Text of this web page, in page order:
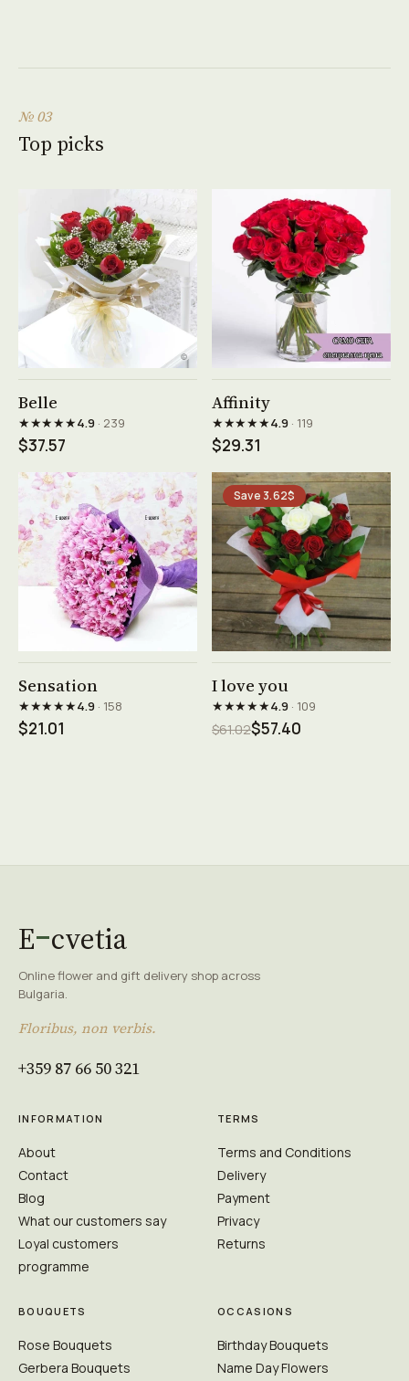
№ 03
Top picks
Belle
★★★★★4.9· 239
$37.57
Affinity
★★★★★4.9· 119
$29.31
Sensation
★★★★★4.9· 158
$21.01
Save 3.62$
I love you
★★★★★4.9· 109
$61.02$57.40
E cvetia
Online flower and gift delivery shop across
Bulgaria.
Floribus, non verbis.
+359 87 66 50 321
INFORMATION
About
Contact
Blog
What our customers say
Loyal customers
programme
TERMS
Terms and Conditions
Delivery
Payment
Privacy
Returns
BOUQUETS
Rose Bouquets
Gerbera Bouquets
OCCASIONS
Birthday Bouquets
Name Day Flowers